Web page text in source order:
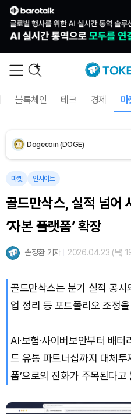
블록체인 테크 경제 마
Solana (SOL)
Bitcoin (BTC)
마켓 인사이트
골드만삭스, 실적 넘어
‘자본 플랫폼’ 확장
손정환 기자 2026.04.23 (목)
골드만삭스는 분기 실적 공
업 정리 등 포트폴리오 조정
AI·보험·사이버보안부터 배
드 유통 파트너십까지 대체투
폼’으로의 진화가 주목된다고